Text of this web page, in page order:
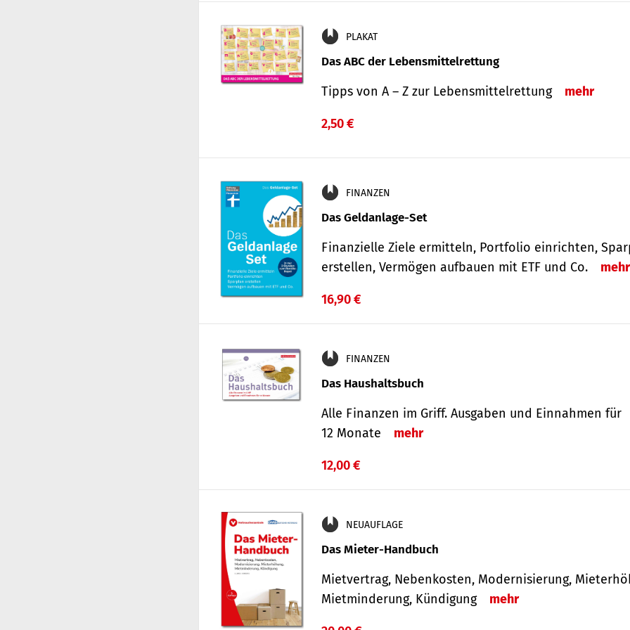
PLAKAT
Das ABC der Lebensmittelrettung
Tipps von A – Z zur Lebensmittelrettung mehr
2,50 €
FINANZEN
Das Geldanlage-Set
Finanzielle Ziele ermitteln, Portfolio einrichten,
erstellen, Vermögen aufbauen mit ETF und Co.
mehr
16,90 €
FINANZEN
Das Haushaltsbuch
Alle Finanzen im Griff. Aus­gaben und Ein­nahmen für
12 Monate
mehr
12,00 €
NEUAUFLAGE
Das Mieter-Handbuch
Mietvertrag, Nebenkosten, Modernisierung,
Mietminderung, Kündigung
mehr